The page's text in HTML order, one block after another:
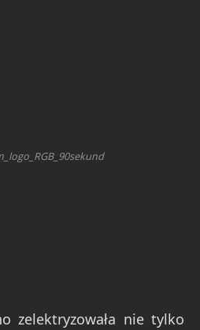
zelektryzowała nie tylko